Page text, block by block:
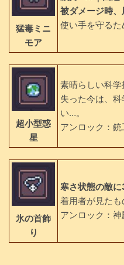
猛毒ミニ
モア
被ダメージ時、
使い手を守るた
超小型惑
星
素晴らしい科
失った今は、
い…。
アンロック：
氷の首飾
り
寒さ状態の敵に
着用者が見たも
アンロック：